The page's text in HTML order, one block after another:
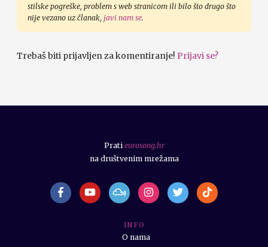
stilske pogreške, problem s web stranicom ili bilo što drugo što
nije vezano uz članak, javi nam se.
Trebaš biti prijavljen za komentiranje! Prijavi se?
I N F O
O nama
Prati eurosong.hr
na društvenim mrežama